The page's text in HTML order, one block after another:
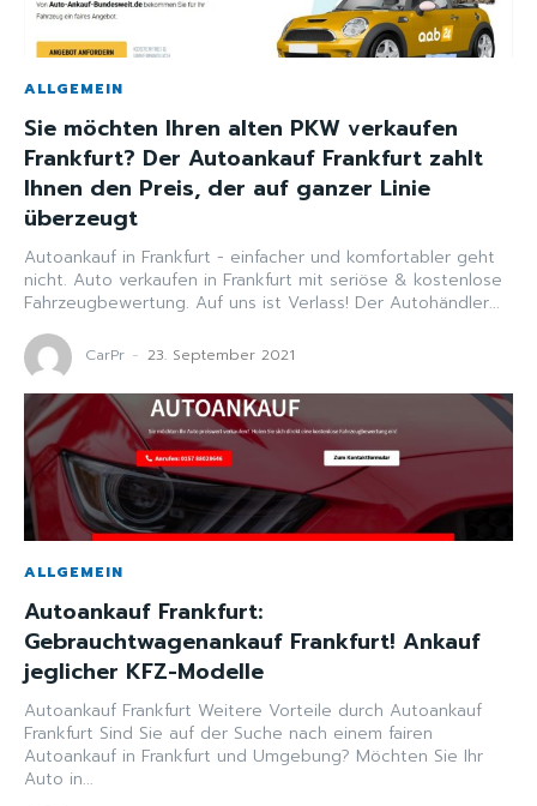
ALLGEMEIN
Sie möchten Ihren alten PKW verkaufen
Frankfurt? Der Autoankauf Frankfurt zahlt
Ihnen den Preis, der auf ganzer Linie
überzeugt
Autoankauf in Frankfurt - einfacher und komfortabler geht
nicht. Auto verkaufen in Frankfurt mit seriöse & kostenlose
Fahrzeugbewertung. Auf uns ist Verlass! Der Autohändler...
CarPr - 23. September 2021
ALLGEMEIN
Autoankauf Frankfurt:
Gebrauchtwagenankauf Frankfurt! Ankauf
jeglicher KFZ-Modelle
Autoankauf Frankfurt Weitere Vorteile durch Autoankauf
Frankfurt Sind Sie auf der Suche nach einem fairen
Autoankauf in Frankfurt und Umgebung? Möchten Sie Ihr
Auto in...